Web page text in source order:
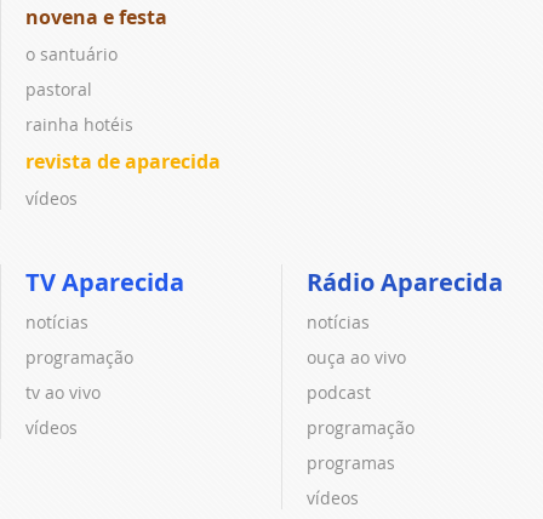
novena e festa
o santuário
pastoral
rainha hotéis
revista de aparecida
vídeos
TV Aparecida
notícias
programação
tv ao vivo
vídeos
Rádio Aparecida
notícias
ouça ao vivo
podcast
programação
programas
vídeos